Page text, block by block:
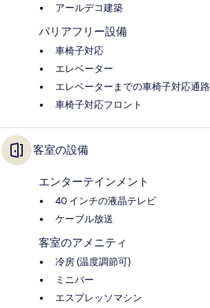
アールデコ建築
バリアフリー設備
車椅子対応
エレベーター
エレベーターまでの車椅子対応通路
車椅子対応フロント
客室の設備
エンターテインメント
40 インチの液晶テレビ
ケーブル放送
客室のアメニティ
冷房 (温度調節可)
ミニバー
エスプレッソマシン